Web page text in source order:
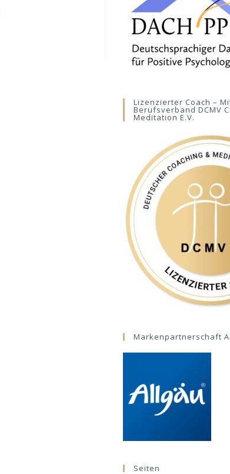
Lizenzierter Coach –
Berufsverband DCMV
Meditation E.V.
Markenpartnerschaft
Seiten